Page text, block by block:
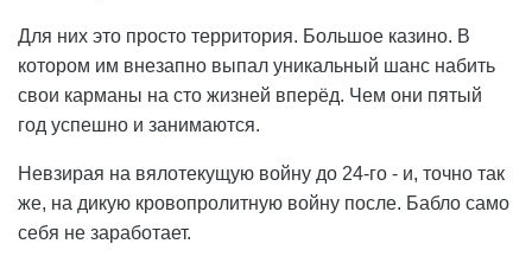
Для них это просто территория. Большое казино. В
котором им внезапно выпал уникальный шанс набить
свои карманы на сто жизней вперёд. Чем они пятый
год успешно и занимаются.
Невзирая на вялотекущую войну до 24-го - и, точно так
же, на дикую кровопролитную войну после. Бабло само
себя не заработает.